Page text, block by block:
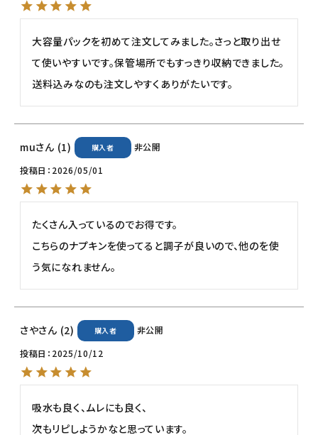
大容量パックを初めて注文してみました。さっと取り出せ
て使いやすいです。保管場所でもすっきり収納できました。
送料込みなのも注文しやすくありがたいです。
mu 1 購入者
非公開
投稿日
2026/05/01
たくさん入っているのでお得です。
こちらのナプキンを使ってると調子が良いので、他のを使
う気になれません。
さや 2 購入者
非公開
投稿日
2025/10/12
吸水も良く、ムレにも良く、
次もリピしようかなと思っています。